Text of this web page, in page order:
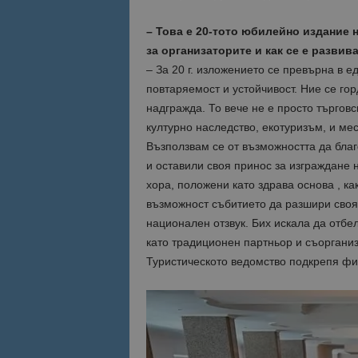
– Това е 20-тото юбилейно издание
за организаторите и как се е
– За 20 г. изложението се превърна в
повтаряемост и устойчивост. Ние се
надгражда. То вече не е просто
културно наследство, екотуризъм, и
Възползвам се от възможността да
и оставили своя принос за изграждане
хора, положени като здрава основа ,
възможност събитието да разшири
национален отзвук. Бих искала да
като традиционен партньор и
Туристическото ведомство подкрепя
is_visitor_unique
is_unique
_ga_B09EBBY8PY
_ga_WXPDN4HSCV
_ga_FK650GXHRZ
Име